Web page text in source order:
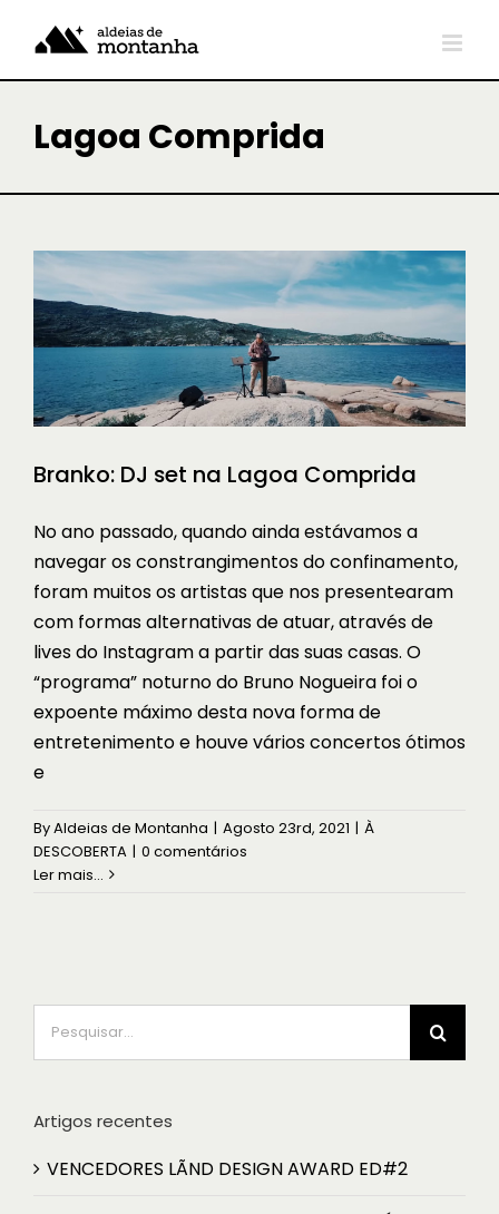
content
Lagoa Comprida
Branko: DJ set na Lagoa Comprida
No ano passado, quando ainda estávamos a
navegar os constrangimentos do confinamento,
foram muitos os artistas que nos presentearam
com formas alternativas de atuar, através de
lives do Instagram a partir das suas casas. O
“programa” noturno do Bruno Nogueira foi o
expoente máximo desta nova forma de
entretenimento e houve vários concertos ótimos
e
ByAldeias de Montanha | Agosto 23rd, 2021 | À
DESCOBERTA | 0 comentários
Ler mais...
Artigos recentes
VENCEDORES LÃND DESIGN AWARD ED#2